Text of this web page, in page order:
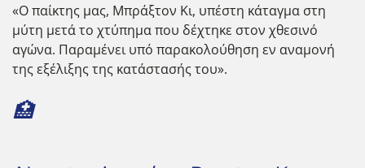
«Ο παίκτης μας, Μπράξτον Κι, υπέστη κάταγμα στη
μύτη μετά το χτύπημα που δέχτηκε στον χθεσινό
αγώνα. Παραμένει υπό παρακολούθηση εν αναμονή
της εξέλιξης της κατάστασής του».
🏥